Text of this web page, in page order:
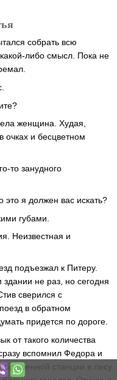
собрать всю
либо смысл. Пока не
женщина. Худая,
очках и бесцветном
то занудного
я должен вас искать?
губами.
Неизвестная и
подъезжал к Питеру.
не раз, но сегодня
сверился с
в обратном
придется по дороге.
от такого количества
вспомнил Федора и
станции в лесу.